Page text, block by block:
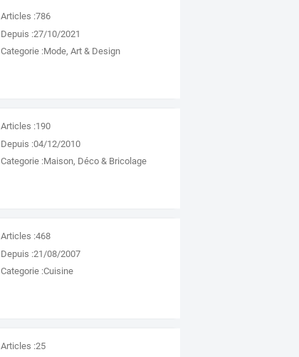
Articles :786
Depuis :27/10/2021
Categorie :Mode, Art & Design
Articles :190
Depuis :04/12/2010
Categorie :Maison, Déco & Bricolage
Articles :468
Depuis :21/08/2007
Categorie :Cuisine
Articles :25